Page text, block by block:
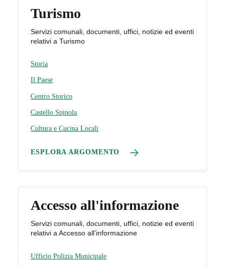
Turismo
Servizi comunali, documenti, uffici, notizie ed eventi
relativi a Turismo
Storia
Il Paese
Centro Storico
Castello Spinola
Cultura e Cucina Locali
ESPLORA ARGOMENTO
Accesso all'informazione
Servizi comunali, documenti, uffici, notizie ed eventi
relativi a Accesso all'informazione
Ufficio Polizia Municipale